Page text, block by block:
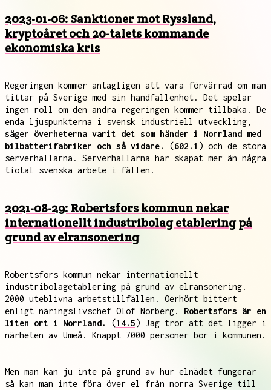
2023-01-06: Sanktioner mot Ryssland,
kryptoåret och 20-talets kommande
ekonomiska kris
Regeringen kommer antagligen att vara förvärrad om man
tittar på Sverige med sin handfallenhet. Det spelar
ingen roll om den andra regeringen kommer tillbaka. De
enda ljuspunkterna i svensk industriell utveckling,
säger överheterna varit det som händer i Norrland med
bilbatterifabriker och så vidare.
(602.1 ) och de stora
serverhallarna. Serverhallarna har skapat mer än några
tiotal svenska arbete i fällen.
2021-08-29: Robertsfors kommun nekar
internationellt industribolag etablering på
grund av elransonering
Robertsfors kommun nekar internationellt
industribolagetablering på grund av elransonering.
2000 uteblivna arbetstillfällen. Oerhört bittert
enligt näringslivschef Olof Norberg. Robertsfors är en
liten ort i Norrland.
(14.5) Jag tror att det ligger i
närheten av Umeå. Knappt 7000 personer bor i kommunen.
Men man kan ju inte på grund av hur elnädet fungerar
så kan man inte föra över el från norra Sverige till